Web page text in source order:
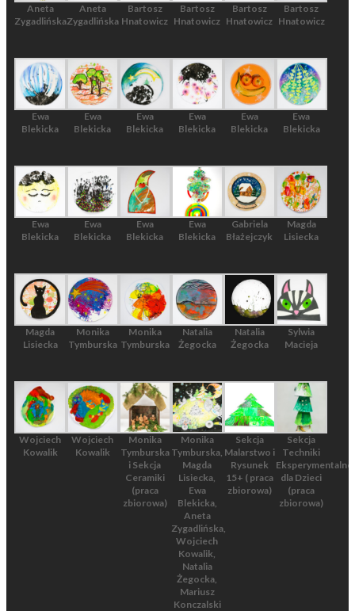
Aneta
Zygadlińska
Aneta
Zygadlińska
Bartosz
Hnatowicz
Bartosz
Hnatowicz
Bartosz
Hnatowicz
Bartosz
Hnatowicz
Ewa
Blekicka
Ewa
Blekicka
Ewa
Blekicka
Ewa
Blekicka
Ewa
Blekicka
Ewa
Blekicka
Ewa
Blekicka
Ewa
Blekicka
Ewa
Blekicka
Ewa
Blekicka
Gabriela
Błażejczyk
Magda
Lisiecka
Magda
Lisiecka
Monika
Tymburska
Monika
Tymburska
Natalia
Żegocka
Natalia
Żegocka
Sylwia
Macieja
Wojciech
Kowalik
Wojciech
Kowalik
Monika
Tymburska
i Sekcja
Ceramiki
(praca
zbiorowa)
Monika
Tymburska,
Magda
Lisiecka,
Ewa
Blekicka,
Aneta
Zygadlińska,
Wojciech
Kowalik,
Natalia
Żegocka,
Mariusz
Konczalski
Sekcja
Malarstwo i
Rysunek
15+ ( praca
zbiorowa)
Sekcja
Techniki
Eksperymentalne
dla Dzieci
(praca
zbiorowa)